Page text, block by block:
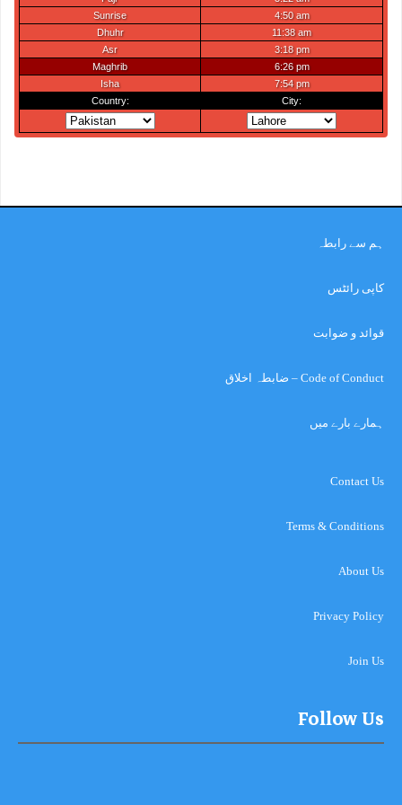
ہم سے رابطہ
کاپی رائٹس
قوائد و ضوابت
Code of Conduct – ضابطہ اخلاق
ہمارے بارے میں
Contact Us
Terms & Conditions
About Us
Privacy Policy
Join Us
Follow Us